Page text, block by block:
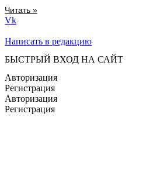
Читать »
Vk
Написать в редакцию
БЫСТРЫЙ ВХОД НА САЙТ
Авторизация
Регистрация
Авторизация
Регистрация